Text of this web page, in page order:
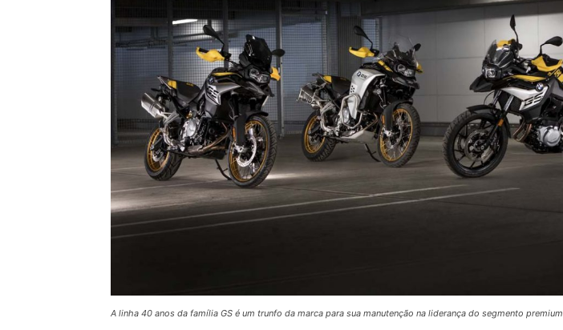
A linha 40 anos da família GS é um trunfo da marca para sua manutenção na liderança do segmento premium